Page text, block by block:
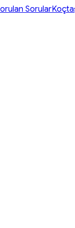
Sorular